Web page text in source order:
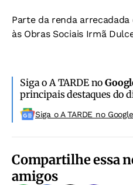
Parte da renda
às Obras Sociais Irmã
Siga o A TARDE no
principais destaques do
Siga o A TARDE no
Compartilhe essa
amigos